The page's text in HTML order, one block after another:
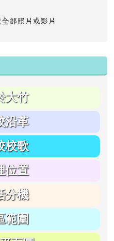
部照片或影片
大竹
沿革
校歌
位置
分機
範圍